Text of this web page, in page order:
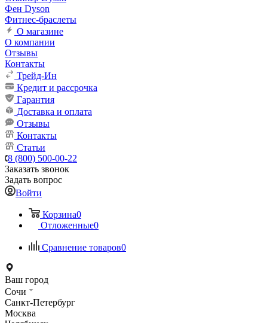
Фен Dyson
Фитнес-браслеты
О магазине
О компании
Отзывы
Контакты
Трейд-Ин
Кредит и рассрочка
Гарантия
Доставка и оплата
Отзывы
Контакты
Статьи
8 (800) 500-00-22
Заказать звонок
Задать вопрос
Войти
Корзина0
Отложенные0
Сравнение товаров0
Ваш город
Сочи
Санкт-Петербург
Москва